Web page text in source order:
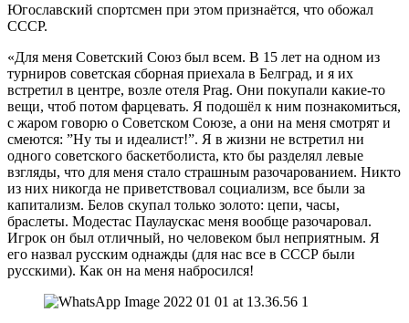
Югославский спортсмен при этом признаётся, что обожал
СССР.
«Для меня Советский Союз был всем. В 15 лет на одном из
турниров советская сборная приехала в Белград, и я их
встретил в центре, возле отеля Prag. Они покупали какие-то
вещи, чтоб потом фарцевать. Я подошёл к ним познакомиться,
с жаром говорю о Советском Союзе, а они на меня смотрят и
смеются: ”Ну ты и идеалист!”. Я в жизни не встретил ни
одного советского баскетболиста, кто бы разделял левые
взгляды, что для меня стало страшным разочарованием. Никто
из них никогда не приветствовал социализм, все были за
капитализм. Белов скупал только золото: цепи, часы,
браслеты. Модестас Паулаускас меня вообще разочаровал.
Игрок он был отличный, но человеком был неприятным. Я
его назвал русским однажды (для нас все в СССР были
русскими). Как он на меня набросился!